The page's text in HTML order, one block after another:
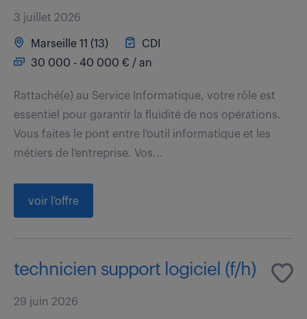
3 juillet 2026
Marseille 11 (13)
CDI
30 000 - 40 000 € / an
Rattaché(e) au Service Informatique, votre rôle est
essentiel pour garantir la fluidité de nos opérations.
Vous faites le pont entre l'outil informatique et les
métiers de l'entreprise. Vos...
voir l'offre
technicien support logiciel (f/h)
29 juin 2026